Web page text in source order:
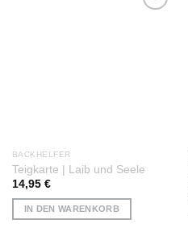
BACKHELFER
Teigkarte | Laib und Seele
14,95 €
IN DEN WARENKORB